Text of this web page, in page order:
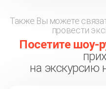
Также Вы можете
провести
Посетите шоу-
на экскурсию